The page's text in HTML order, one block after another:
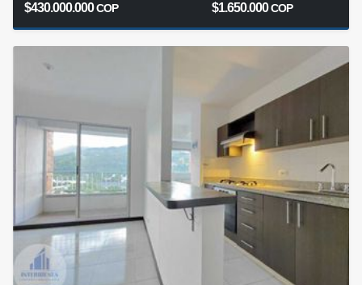
$430.000.000COP $1.650.000COP